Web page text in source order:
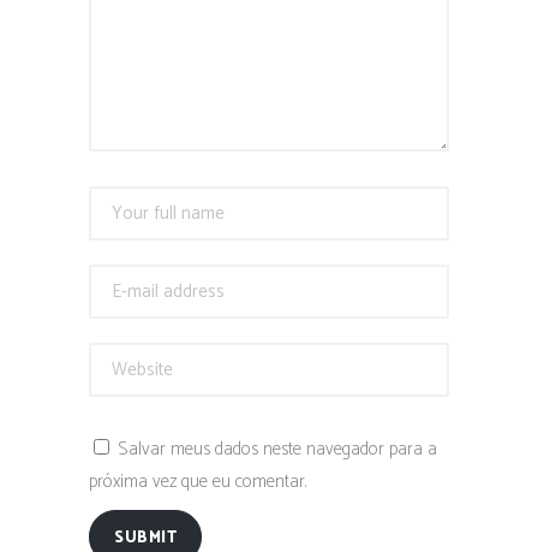
Salvar meus dados neste navegador para a
próxima vez que eu comentar.
SUBMIT